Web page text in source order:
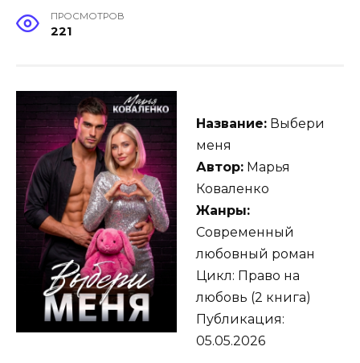
ПРОСМОТРОВ
221
Название: Выбери
меня
Автор: Марья
Коваленко
Жанры:
Современный
любовный роман
Цикл: Право на
любовь (2 книга)
Публикация:
05.05.2026